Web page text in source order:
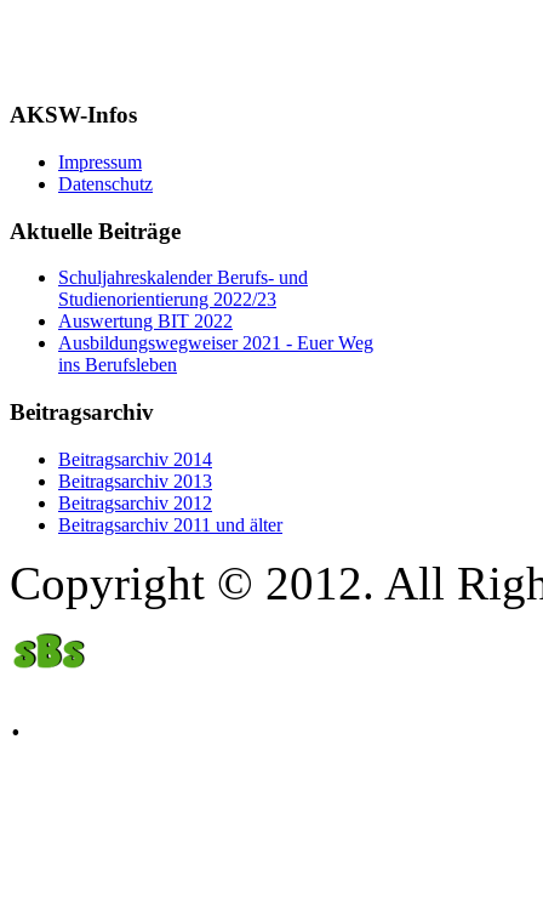
AKSW-Infos
Impressum
Datenschutz
Aktuelle Beiträge
Schuljahreskalender Berufs- und
Studienorientierung 2022/23
Auswertung BIT 2022
Ausbildungswegweiser 2021 - Euer Weg
ins Berufsleben
Beitragsarchiv
Beitragsarchiv 2014
Beitragsarchiv 2013
Beitragsarchiv 2012
Beitragsarchiv 2011 und älter
Copyright © 2012. All
.